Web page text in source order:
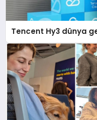
Tencent Hy3 dünya